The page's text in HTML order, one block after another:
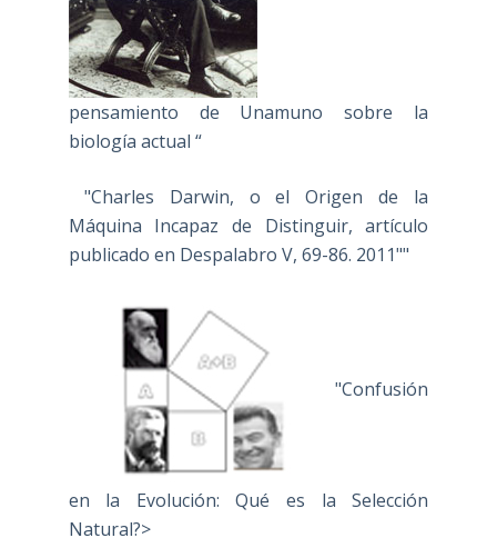
pensamiento de Unamuno sobre la
biología actual “
"Charles Darwin, o el Origen de la
Máquina Incapaz de Distinguir, artículo
publicado en Despalabro V, 69-86. 2011""
"Confusión
en la Evolución: Qué es la Selección
Natural?>